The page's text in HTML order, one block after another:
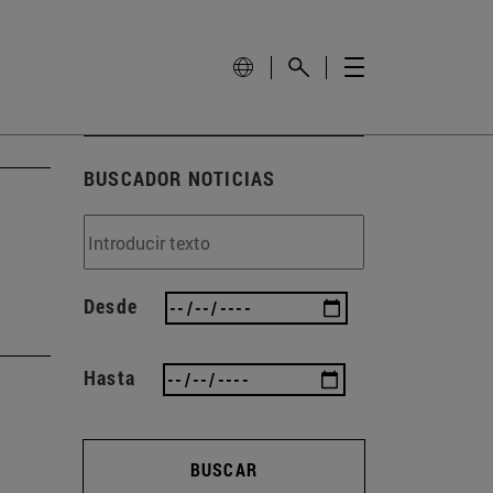
BUSCADOR NOTICIAS
Desde
Hasta
BUSCAR